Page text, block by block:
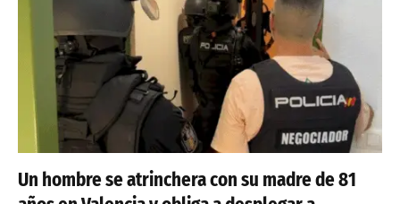
Un hombre se atrinchera con su madre de 81